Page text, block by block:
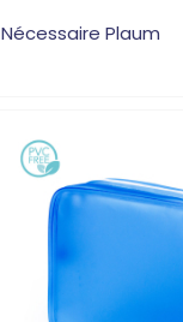
Nécessaire Plaum